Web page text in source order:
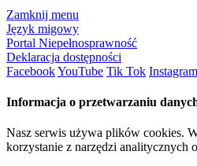
Zamknij menu
Język migowy
Portal Niepełnosprawność
Deklaracja dostępności
FacebookYouTube Tik Tok Instagram
Informacja o przetwarzaniu
Nasz serwis używa plików cookies.
korzystanie z narzędzi analitycznych